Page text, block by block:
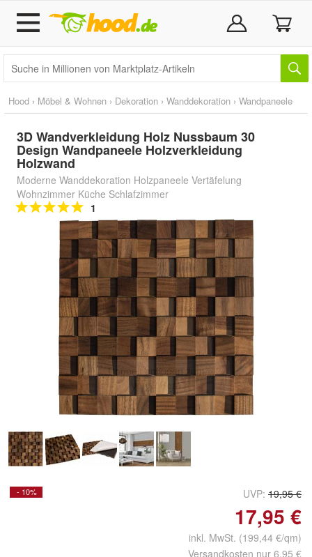
Hood › Möbel & Wohnen › Dekoration › Wanddekoration › Wandpaneele
3D Wandverkleidung Holz Nussbaum 30
Design Wandpaneele Holzverkleidung
Holzwand
Moderne Wanddekoration Holzpaneele Vertäfelung
Wohnzimmer Küche Schlafzimmer
1
Doppelt antippen zum
vergrößern
- 10% UVP: 19,95 €
17,95 €
inkl. MwSt. (199,44 €/qm)
Versandkosten nur 6,95 €